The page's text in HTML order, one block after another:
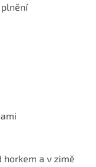
plnění
horkem a v zimě